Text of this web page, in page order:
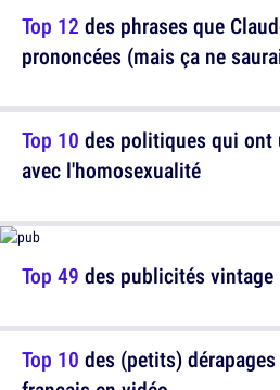
Top 12 des phrases que
prononcées (mais ça ne
Top 49 des publicités vintage
Top 10 des politiques qui ont
avec l'homosexualité
Top 10 des (petits)